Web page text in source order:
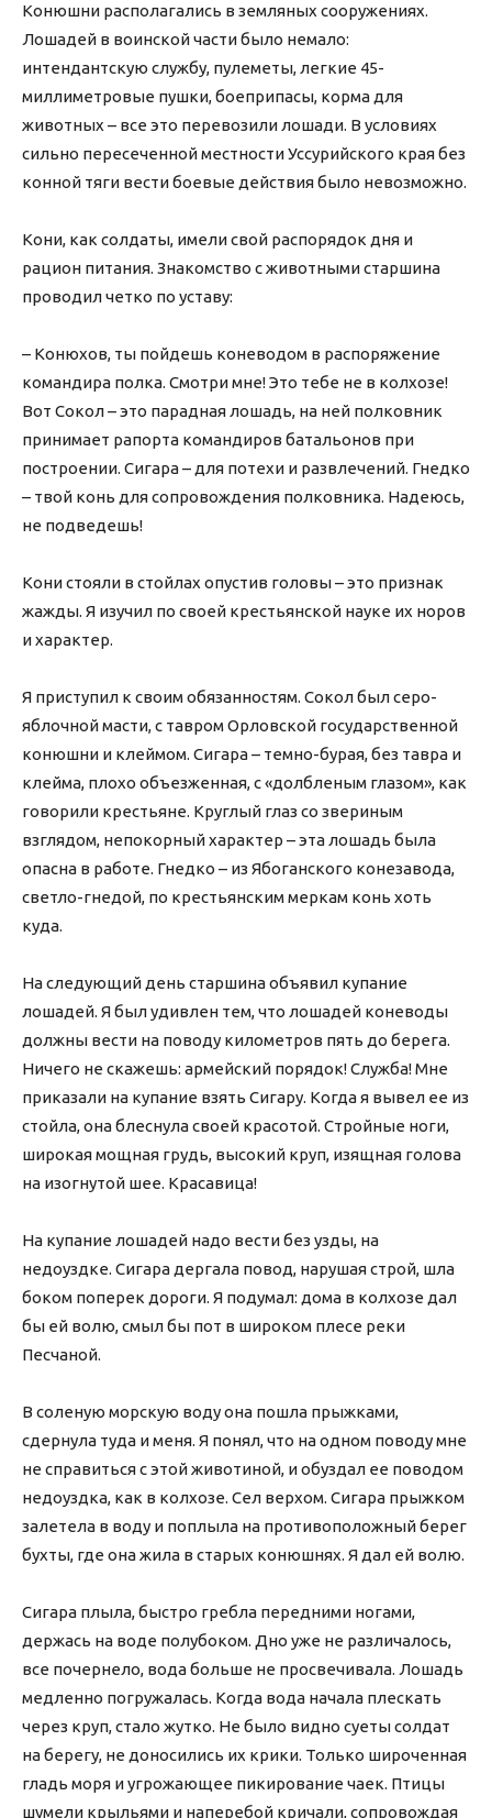
Конюшни располагались в земляных сооружениях.
Лошадей в воинской части было немало:
интендантскую службу, пулеметы, легкие 45-
миллиметровые пушки, боеприпасы, корма для
животных – все это перевозили лошади. В условиях
сильно пересеченной местности Уссурийского края без
конной тяги вести боевые действия было невозможно.
Кони, как солдаты, имели свой распорядок дня и
рацион питания. Знакомство с животными старшина
проводил четко по уставу:
– Конюхов, ты пойдешь коневодом в распоряжение
командира полка. Смотри мне! Это тебе не в колхозе!
Вот Сокол – это парадная лошадь, на ней полковник
принимает рапорта командиров батальонов при
построении. Сигара – для потехи и развлечений. Гнедко
– твой конь для сопровождения полковника. Надеюсь,
не подведешь!
Кони стояли в стойлах опустив головы – это признак
жажды. Я изучил по своей крестьянской науке их норов
и характер.
Я приступил к своим обязанностям. Сокол был серо-
яблочной масти, с тавром Орловской государственной
конюшни и клеймом. Сигара – темно-бурая, без тавра и
клейма, плохо объезженная, с «долбленым глазом», как
говорили крестьяне. Круглый глаз со звериным
взглядом, непокорный характер – эта лошадь была
опасна в работе. Гнедко – из Ябоганского конезавода,
светло-гнедой, по крестьянским меркам конь хоть
куда.
На следующий день старшина объявил купание
лошадей. Я был удивлен тем, что лошадей коневоды
должны вести на поводу километров пять до берега.
Ничего не скажешь: армейский порядок! Служба! Мне
приказали на купание взять Сигару. Когда я вывел ее из
стойла, она блеснула своей красотой. Стройные ноги,
широкая мощная грудь, высокий круп, изящная голова
на изогнутой шее. Красавица!
На купание лошадей надо вести без узды, на
недоуздке. Сигара дергала повод, нарушая строй, шла
боком поперек дороги. Я подумал: дома в колхозе дал
бы ей волю, смыл бы пот в широком плесе реки
Песчаной.
В соленую морскую воду она пошла прыжками,
сдернула туда и меня. Я понял, что на одном поводу мне
не справиться с этой животиной, и обуздал ее поводом
недоуздка, как в колхозе. Сел верхом. Сигара прыжком
залетела в воду и поплыла на противоположный берег
бухты, где она жила в старых конюшнях. Я дал ей волю.
Сигара плыла, быстро гребла передними ногами,
держась на воде полубоком. Дно уже не различалось,
все почернело, вода больше не просвечивала. Лошадь
медленно погружалась. Когда вода начала плескать
через круп, стало жутко. Не было видно суеты солдат
на берегу, не доносились их крики. Только широченная
гладь моря и угрожающее пикирование чаек. Птицы
шумели крыльями и наперебой кричали, сопровождая